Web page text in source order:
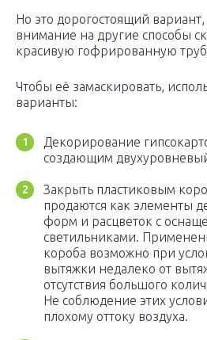
Но это дорогостоящий
внимание на другие способы
красивую гофрированную
Чтобы её замаскировать,
варианты:
Декорирование
создающим
Закрыть пластиковым
продаются как элементы
форм и расцветок с
светильниками.
короба возможно при
вытяжки недалеко от
отсутствия большого
Не соблюдение этих
плохому оттоку воздуха.